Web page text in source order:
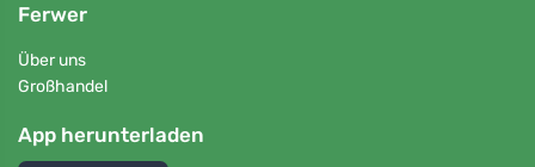
Ferwer
Über uns
Großhandel
App herunterladen